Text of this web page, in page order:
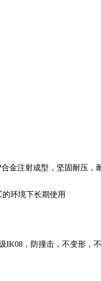
金注射成型，坚固耐压，
环境下长期使用
IK08，防撞击，不变形，